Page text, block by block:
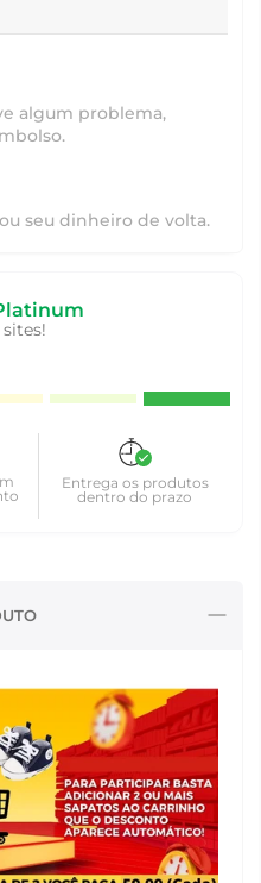
algum problema,
seu dinheiro de volta.
Entrega os produtos
dentro do prazo